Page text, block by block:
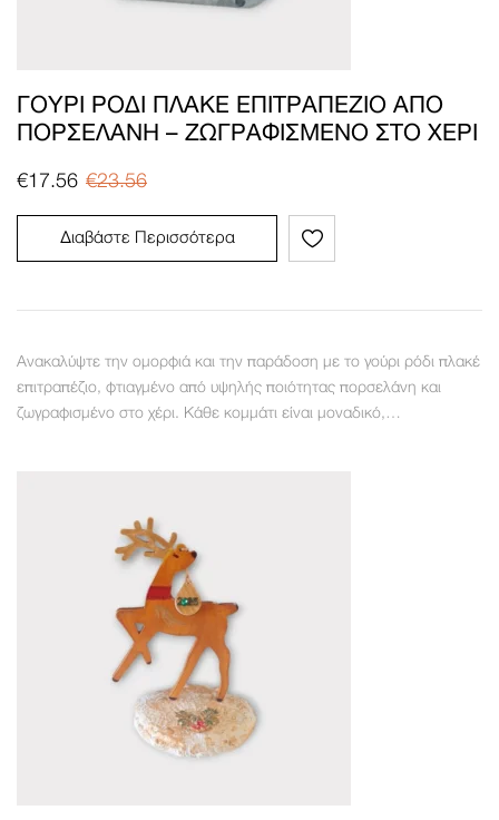
ΓΟΎΡΙ ΡΌΔΙ ΠΛΑΚΈ ΕΠΙΤΡΑΠΈΖΙΟ ΑΠΌ
ΠΟΡΣΕΛΆΝΗ – ΖΩΓΡΑΦΙΣΜΈΝΟ ΣΤΟ ΧΈΡΙ
€23.56
€17.56
Διαβάστε Περισσότερα
Ανακαλύψτε την ομορφιά και την παράδοση με το γούρι ρόδι πλακέ
επιτραπέζιο, φτιαγμένο από υψηλής ποιότητας πορσελάνη και
ζωγραφισμένο στο χέρι. Κάθε κομμάτι είναι μοναδικό,…